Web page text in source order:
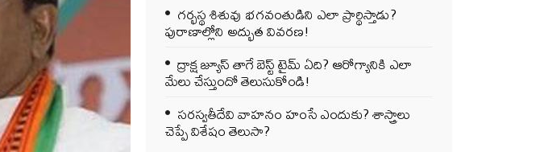
గర్భస్థ శిశువు భగవంతుడిని ఎలా ప్రార్థిస్తాడు?
పురాణాల్లోని అద్భుత వివరణ!
ద్రాక్ష జ్యూస్ తాగే బెస్ట్ టైమ్ ఏది? ఆరోగ్యానికి ఎలా
మేలు చేస్తుందో తెలుసుకోండి!
సరస్వతీదేవి వాహనం హంసే ఎందుకు? శాస్త్రాలు
చెప్పే విశేషం తెలుసా?